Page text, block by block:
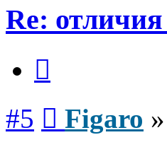
Re:
#5 Figaro »